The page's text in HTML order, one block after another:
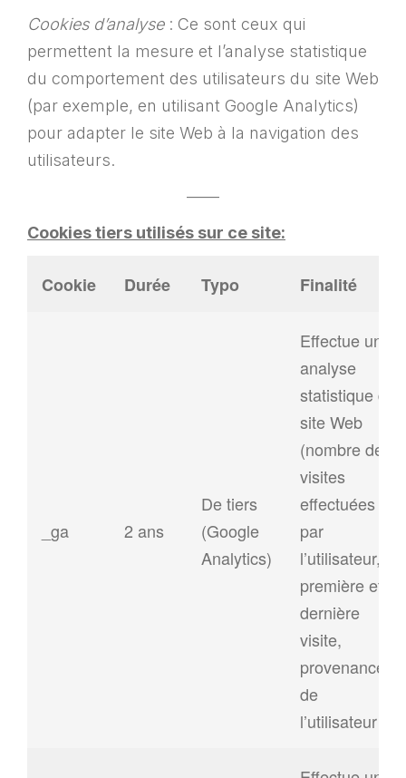
Cookies d’analyse: Ce sont ceux qui
permettent la mesure et l’analyse statistique
du comportement des utilisateurs du site Web
(par exemple, en utilisant Google Analytics)
pour adapter le site Web à la navigation des
utilisateurs.
——
Cookies tiers utilisés sur ce site:
Cookie Durée Typo Finalité
_ga 2 ans
De tiers
(Google
Analytics)
Effectue une
analyse
statistique du
site Web
(nombre de
visites
effectuées
par
l’utilisateur,
première et
dernière
visite,
provenance
de
l’utilisateur…)